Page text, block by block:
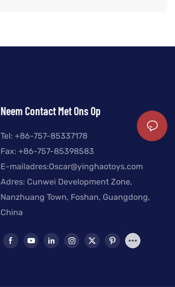
Neem Contact Met Ons Op
Tel: +86-757-85337178
Fax: +86-757-85398583
E-mailadres:Oscar@yinghaotoys.com
Adres: Cunwei Development Zone,
Nanzhuang Town, Foshan, Guangdong,
China